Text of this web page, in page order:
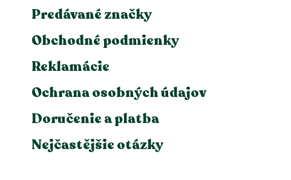
Predávané značky
Obchodné podmienky
Reklamácie
Ochrana osobných údajov
Doručenie a platba
Nejčastějšie otázky